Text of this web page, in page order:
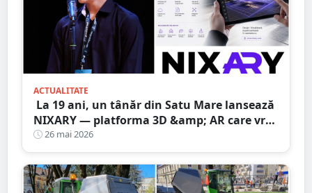
ACTUALITATE
La 19 ani, un tânăr din Satu Mare lansează
NIXARY — platforma 3D &amp; AR care vrea
să schimbe modul în care vedem realitatea
26 mai 2026